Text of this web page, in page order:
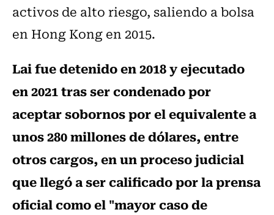
activos de alto riesgo, saliendo a bolsa
en Hong Kong en 2015.
Lai fue detenido en 2018 y ejecutado
en 2021 tras ser condenado por
aceptar sobornos por el equivalente a
unos 280 millones de dólares, entre
otros cargos, en un proceso judicial
que llegó a ser calificado por la prensa
oficial como el "mayor caso de